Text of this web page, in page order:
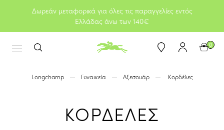
Δωρεάν μεταφορικά για όλες τις παραγγελίες εντός
Ελλάδας άνω των 140€
0
Longchamp Γυναικεία Αξεσουάρ Κορδέλες
ΚΟΡΔΕΛΕΣ